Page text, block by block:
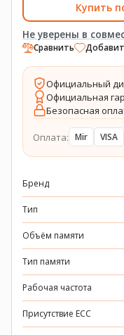
Купить
Не уверены в
Сравнить
Официальный
Официальная
Безопасная
Оплата: Mir VISA
Бренд
Тип
Объём памяти
Тип памяти
Рабочая частота
Присутствие ECC